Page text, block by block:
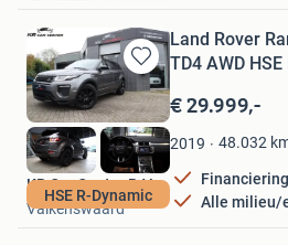
Bewaren
in
Mijn
Favorieten
HSE R-Dynamic
Land Rover
TD4 AWD
€ 29.999,-
2019 48.032
Alle milieu/
KR Car Center B.V.
Valkenswaard